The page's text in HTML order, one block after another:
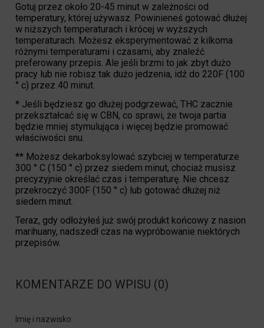
Gotuj przez około 20-45 minut w zależności od
temperatury, której używasz. Powinieneś gotować dłużej
w niższych temperaturach i krócej w wyższych
temperaturach. Możesz eksperymentować z kilkoma
różnymi temperaturami i czasami, aby znaleźć
preferowany przepis. Ale jeśli brzmi to jak zbyt dużo
pracy lub nie robisz tak dużo jedzenia, idź do 220F (100
° c) przez 40 minut.
* Jeśli będziesz go dłużej podgrzewać, THC zacznie
przekształcać się w CBN, co sprawi, że twoja partia
będzie mniej stymulująca i więcej będzie promować
właściwości snu.
** Możesz dekarboksylować szybciej w temperaturze
300 ° C (150 ° c) przez siedem minut, chociaż musisz
precyzyjnie określać czas i temperaturę. Nie chcesz
przekroczyć 300F (150 ° c) lub gotować dłużej niż
siedem minut.
Teraz, gdy odłożyłeś już swój produkt końcowy z nasion
marihuany, nadszedł czas na wypróbowanie niektórych
przepisów.
KOMENTARZE DO WPISU (0)
Imię i nazwisko: